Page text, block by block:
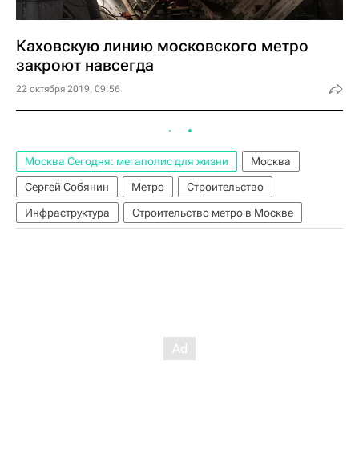
Каховскую линию московского метро
закроют навсегда
22 октября 2019, 09:56
Москва Сегодня: мегаполис для жизни
Москва
Сергей Собянин
Метро
Строительство
Инфраструктура
Строительство метро в Москве